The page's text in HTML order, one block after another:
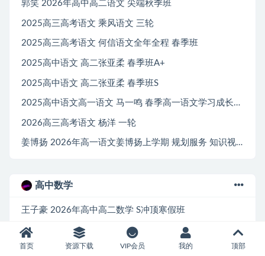
郭笑 2026年高中高二语文 尖端秋季班
2025高三高考语文 乘风语文 三轮
2025高三高考语文 何信语文全年全程 春季班
2025高中语文 高二张亚柔 春季班A+
2025高中语文 高二张亚柔 春季班S
2025高中语文高一语文 马一鸣 春季高一语文学习成长与规划系统S
2026高三高考语文 杨洋 一轮
姜博扬 2026年高一语文姜博扬上学期 规划服务 知识视频
高中数学
王子豪 2026年高中高二数学 S冲顶寒假班
刘天麒 2026高三高考数学 二轮提升寒假班
2025届高三 高考数学 暑假班解答题培优讲义 学生版 解析版
首页 资源下载 VIP会员 我的 顶部